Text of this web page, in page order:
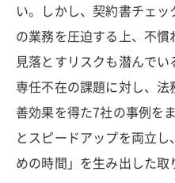
い。しかし、契約書チェ
の業務を圧迫する上、不
見落とすリスクも潜んで
専任不在の課題に対し、
善効果を得た7社の事例を
とスピードアップを両立
めの時間」を生み出した取